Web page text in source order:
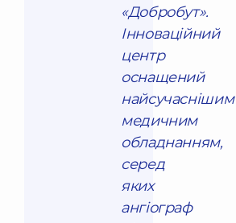
«Добробут».
Інноваційний
центр
оснащений
найсучаснішим
медичним
обладнанням,
серед
яких
ангіограф